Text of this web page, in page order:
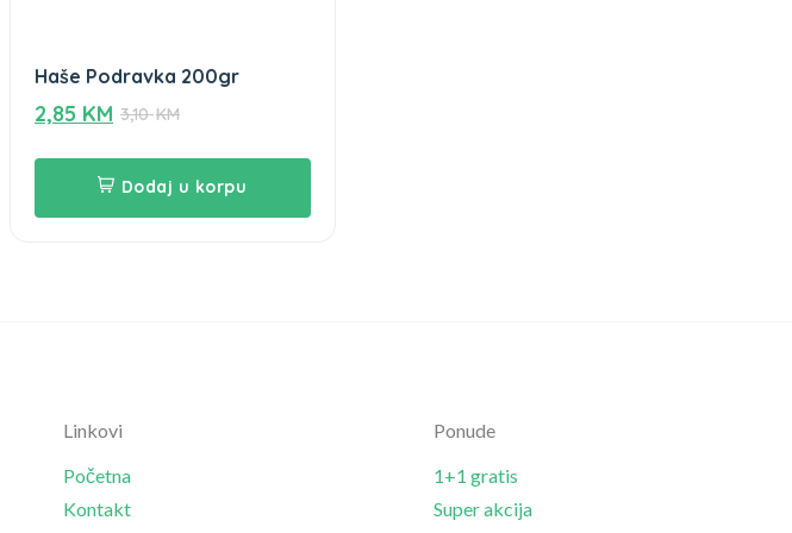
Haše Podravka 200gr
3,10KM
2,85 KM
Dodaj u korpu
Linkovi
Početna
Kontakt
Ponude
1+1 gratis
Super akcija